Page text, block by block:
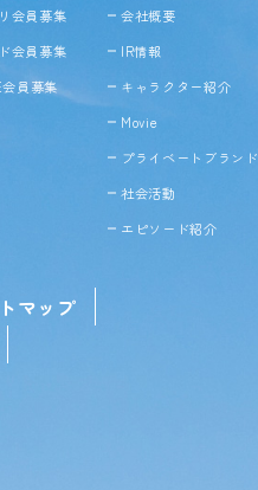
会員募集
会員募集
員募集
会社概要
IR情報
キャラクター紹介
Movie
プライベートブランド
社会活動
エピソード紹介
マップ